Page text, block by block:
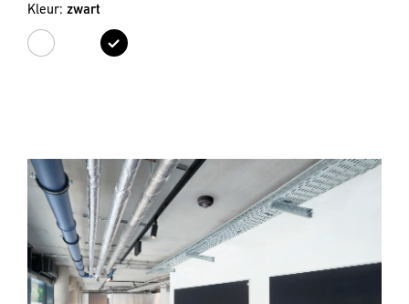
Kleur: zwart
wit zwart